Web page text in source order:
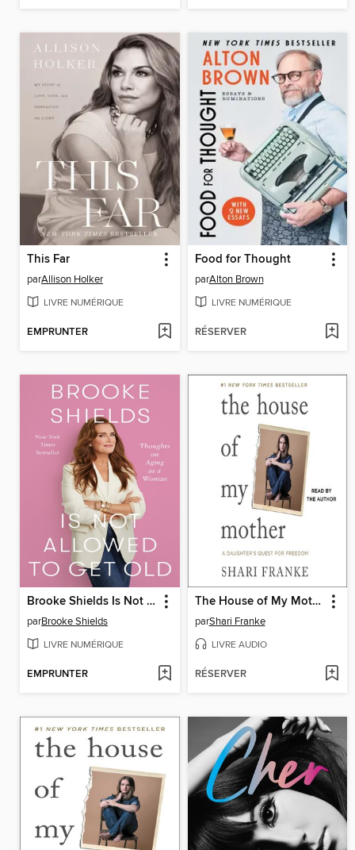
This Far
parAllison Holker
LIVRE NUMÉRIQUE
EMPRUNTER
Food for Thought
parAlton Brown
LIVRE NUMÉRIQUE
RÉSERVER
Brooke Shields Is Not Allowed to Get Old
parBrooke Shields
LIVRE NUMÉRIQUE
EMPRUNTER
The House of My Mother
parShari Franke
LIVRE AUDIO
RÉSERVER